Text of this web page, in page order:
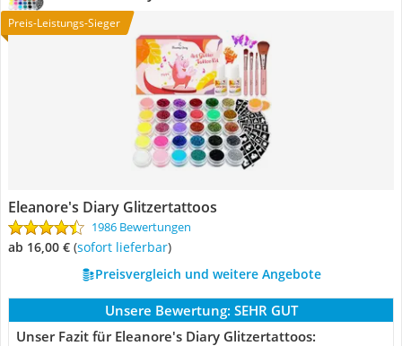
Preis-Leistungs-Sieger
Eleanore's Diary Glitzertattoos
1986 Bewertungen
ab 16,00 € ( Sofort lieferbar)
Preisvergleich und weitere Angebote
Unsere Bewertung: SEHR GUT
Unser Fazit für Eleanore's Diary Glitzertattoos: